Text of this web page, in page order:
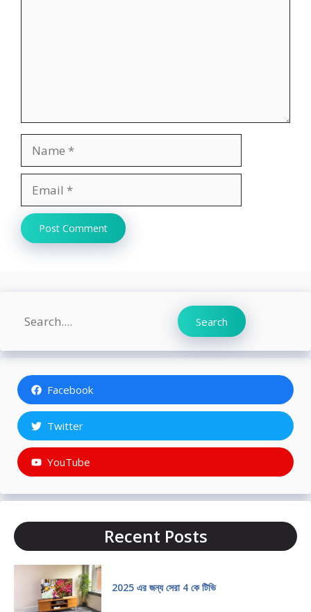
Website
Search Search
Facebook
Twitter
YouTube
Recent Posts
2025 এর জন্য সেরা 4 কে টিভি